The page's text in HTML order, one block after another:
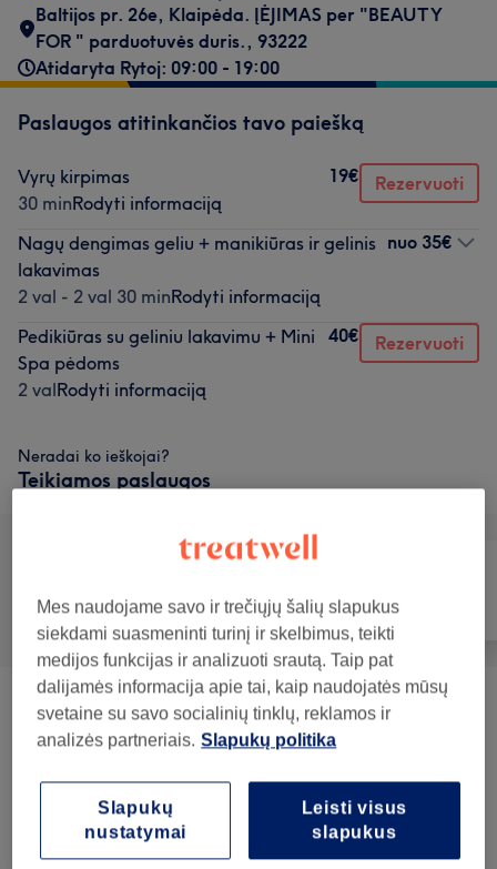
Baltijos pr. 26e, Klaipėda. ĮĖJIMAS per "BEAUTY
FOR " parduotuvės duris., 93222
Atidaryta Rytoj: 09:00 - 19:00
Paslaugos atitinkančios tavo paiešką
Vyrų kirpimas
30 minRodyti informaciją
19€ Rezervuoti
Nagų dengimas geliu + manikiūras ir gelinis
lakavimas
2 val - 2 val 30 minRodyti informaciją
nuo 35€
Pedikiūras su geliniu lakavimu + Mini
Spa pėdoms
2 valRodyti informaciją
40€ Rezervuoti
Neradai ko ieškojai?
Teikiamos paslaugos
Visos paslaugos Plaukai
KIRPIMAS (5) nuo 10€
ŠUKUOSENOS IR SUŠUKAVIMAS (3) nuo 20€
Mes naudojame savo ir trečiųjų šalių slapukus
siekdami suasmeninti turinį ir skelbimus, teikti
medijos funkcijas ir analizuoti srautą. Taip pat
dalijamės informacija apie tai, kaip naudojatės mūsų
svetaine su savo socialinių tinklų, reklamos ir
analizės partneriais. Slapukų politika
Leisti visus
slapukus
Slapukų
nustatymai